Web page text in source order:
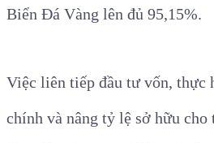
Biển Đá Vàng lên đủ 95,15%.
Việc liên tiếp đầu tư vốn, thực
chính và nâng tỷ lệ sở hữu